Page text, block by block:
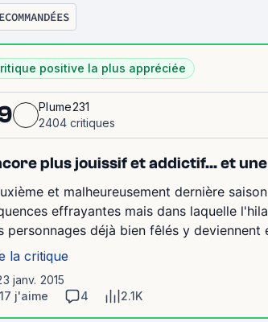
positive la plus appréciée
Plume231
2404 critiques
plus jouissif et addictif... et
et malheureusement dernière
effrayantes mais dans laquelle
personnages déjà bien fêlés y
la critique
janv. 2015
17 j'aime
4 2.1K